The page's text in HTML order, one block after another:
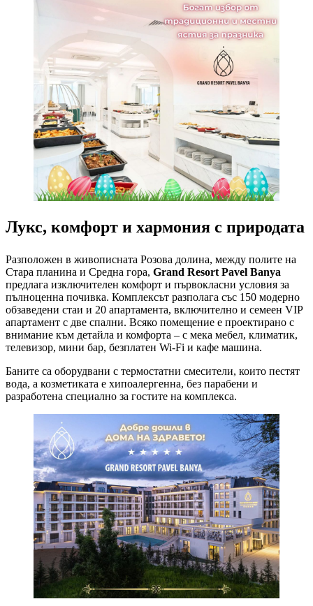
Лукс, комфорт и хармония с природата
Разположен в живописната Розова долина, между полите на
Стара планина и Средна гора, Grand Resort Pavel Banya
предлага изключителен комфорт и първокласни условия за
пълноценна почивка. Комплексът разполага със 150 модерно
обзаведени стаи и 20 апартамента, включително и семеен VIP
апартамент с две спални. Всяко помещение е проектирано с
внимание към детайла и комфортa – с мека мебел, климатик,
телевизор, мини бар, безплатен Wi-Fi и кафе машина.
Баните са оборудвани с термостатни смесители, които пестят
вода, а козметиката е хипоалергенна, без парабени и
разработена специално за гостите на комплекса.